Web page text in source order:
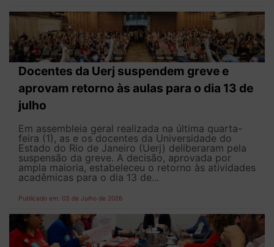
Docentes da Uerj suspendem greve e
aprovam retorno às aulas para o dia 13 de
julho
Em assembleia geral realizada na última quarta-
feira (1), as e os docentes da Universidade do
Estado do Rio de Janeiro (Uerj) deliberaram pela
suspensão da greve. A decisão, aprovada por
ampla maioria, estabeleceu o retorno às atividades
acadêmicas para o dia 13 de...
Publicado em: 03 de Julho de 2026